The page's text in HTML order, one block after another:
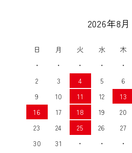
2026年8月
日 月 火 水 木
・
・ ・ ・ ・
2
3 4 5 6
9
10 11 12 13
16
17 18 19 20
23
24 25 26 27
30
31 ・ ・ ・